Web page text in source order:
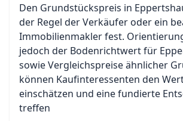
Den Grundstückspreis in
der Regel der Verkäufer oder ein
Immobilienmakler fest.
jedoch der Bodenrichtwert für
sowie Vergleichspreise ähnlicher
können Kaufinteressenten den
einschätzen und eine fundierte
treffen